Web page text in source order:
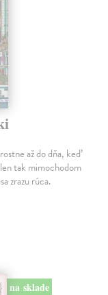
až do dňa, keď
tak mimochodom
zrazu rúca.
na sklade